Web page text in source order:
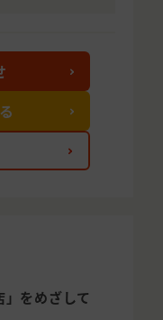
」をめざして